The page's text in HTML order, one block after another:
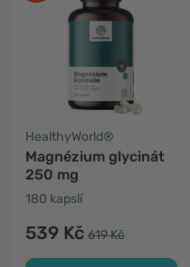
HealthyWorld®
Magnézium glycinát
250 mg
180 kapslí
539 Kč 619 Kč